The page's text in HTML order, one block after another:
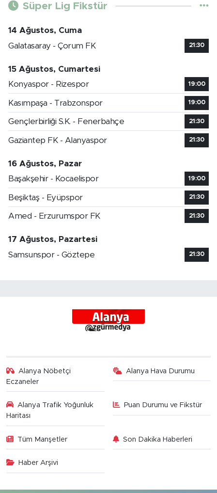
Süper Lig Fikstür
14 Ağustos, Cuma
Galatasaray - Çorum FK
21:30
15 Ağustos, Cumartesi
Konyaspor - Rizespor
19:00
Kasımpaşa - Trabzonspor 19:00
Gençlerbirliği S.K. - Fenerbahçe 21:30
Gaziantep FK - Alanyaspor 21:30
16 Ağustos, Pazar
Başakşehir - Kocaelispor
19:00
Beşiktaş - Eyüpspor 21:30
Amed - Erzurumspor FK 21:30
17 Ağustos, Pazartesi
Samsunspor - Göztepe
21:30
Alanya Nöbetçi
Eczaneler
Alanya Hava Durumu
Alanya Trafik Yoğunluk
Haritası
Puan Durumu ve Fikstür
Tüm Manşetler Son Dakika Haberleri
Haber Arşivi